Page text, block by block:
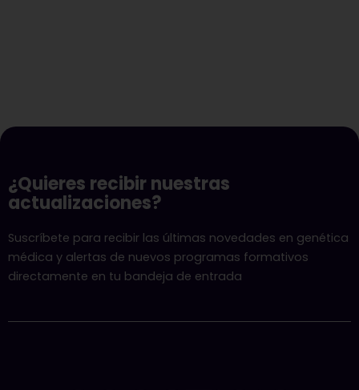
¿Quieres recibir nuestras
actualizaciones?
Suscríbete para recibir las últimas novedades en genética
médica y alertas de nuevos programas formativos
directamente en tu bandeja de entrada